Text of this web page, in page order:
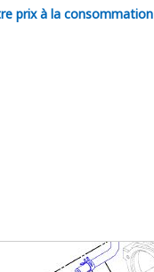
prix à la consommation